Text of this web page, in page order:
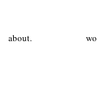
about.